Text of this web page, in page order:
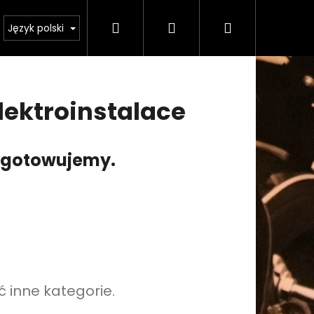
ochrany osobních údajů
Język polski Szukaj Zaloguj Koszyk
inne kategorie.